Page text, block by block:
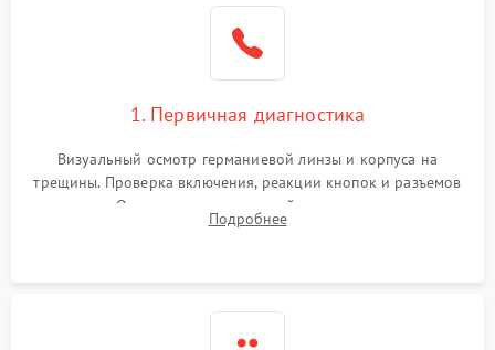
1. Первичная диагностика
Визуальный осмотр германиевой линзы и корпуса на
трещины. Проверка включения, реакции кнопок и разъемов
зарядки. Оценка вывода тепловой сигнатуры на экран,
проверка базовых функций и считывание системных
Подробнее